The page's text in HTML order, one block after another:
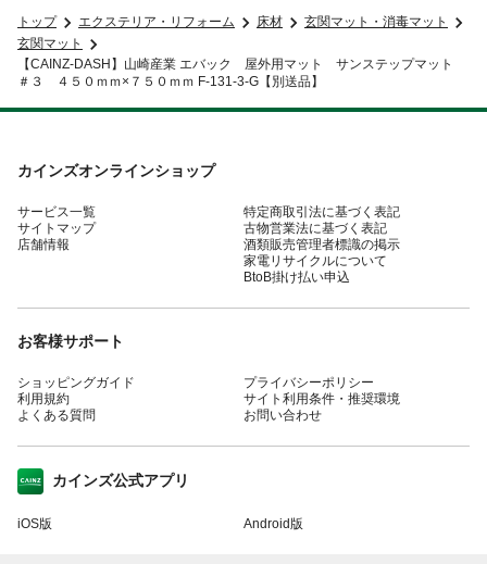
トップ エクステリア・リフォーム 床材
玄関マット・消毒マット
玄関マット
【CAINZ-DASH】山崎産業 エバック 屋外用マット サンステップマット
＃３ ４５０ｍｍ×７５０ｍｍ F-131-3-G【別送品】
カインズオンラインショップ
サービス一覧
サイトマップ
店舗情報
特定商取引法に基づく表記
古物営業法に基づく表記
酒類販売管理者標識の掲示
家電リサイクルについて
BtoB掛け払い申込
お客様サポート
ショッピングガイド
利用規約
よくある質問
プライバシーポリシー
サイト利用条件・推奨環境
お問い合わせ
カインズ公式アプリ
iOS版 Android版